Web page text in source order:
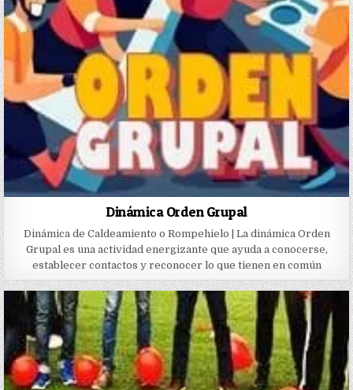
Dinámica Orden Grupal
Dinámica de Caldeamiento o Rompehielo | La dinámica Orden
Grupal es una actividad energizante que ayuda a conocerse,
establecer contactos y reconocer lo que tienen en común